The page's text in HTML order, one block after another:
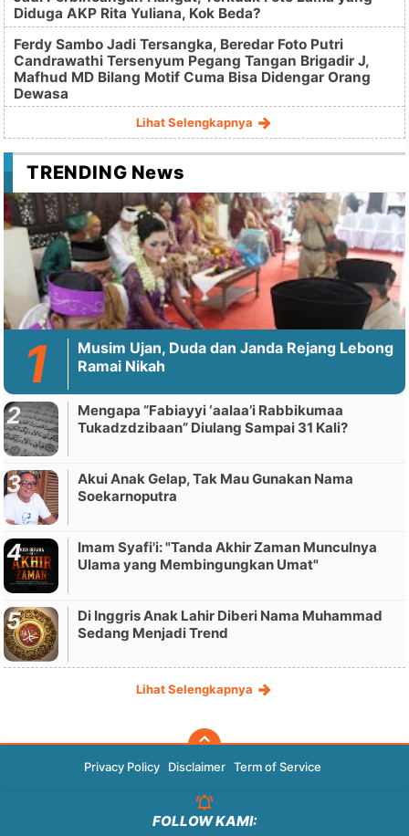
Diduga AKP Rita Yuliana, Kok Beda?
Ferdy Sambo Jadi Tersangka, Beredar Foto Putri
Candrawathi Tersenyum Pegang Tangan Brigadir J,
Mafhud MD Bilang Motif Cuma Bisa Didengar Orang
Dewasa
Lihat Selengkapnya
TRENDING News
Musim Ujan, Duda dan Janda Rejang Lebong
Ramai Nikah
Mengapa “Fabiayyi ‘aalaa’i Rabbikumaa
Tukadzdzibaan” Diulang Sampai 31 Kali?
Akui Anak Gelap, Tak Mau Gunakan Nama
Soekarnoputra
Imam Syafi'i: "Tanda Akhir Zaman Munculnya
Ulama yang Membingungkan Umat"
Di Inggris Anak Lahir Diberi Nama Muhammad
Sedang Menjadi Trend
Lihat Selengkapnya
Privacy Policy Disclaimer Term of Service
FOLLOW KAMI: